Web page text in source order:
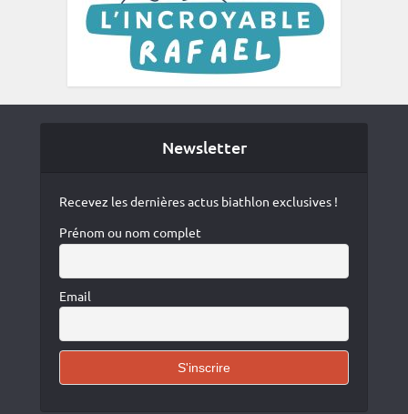
Newsletter
Recevez les dernières actus biathlon exclusives !
Prénom ou nom complet
Email